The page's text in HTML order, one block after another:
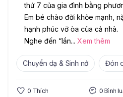
thứ 7 của gia đình bằng
Em bé chào đời khỏe mạnh,
hạnh phúc vỡ òa của cả nhà.
Nghe đến “lần... Xem thêm
Chuyển dạ & Sinh nở Đón
0 Thích 0 Bình